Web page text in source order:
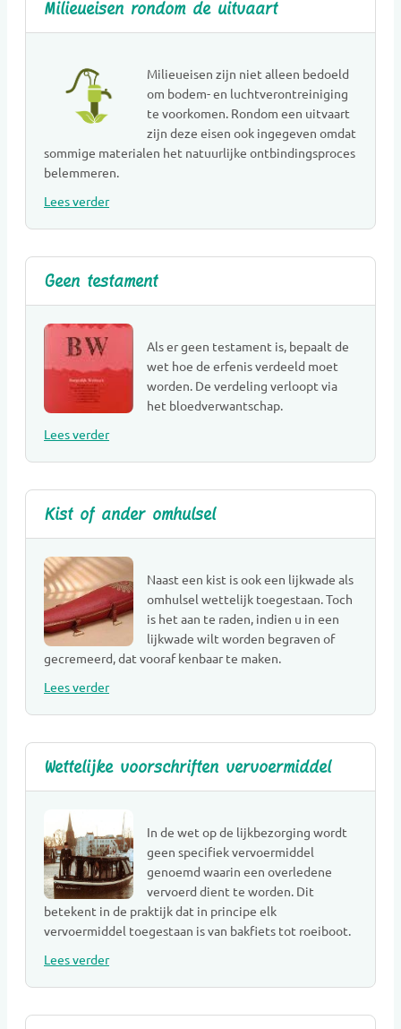
Nalatenschaps afwikkeling
Natuurbegraafplaatsen
Opleidingen
Opzegdiensten
Overlijdensberichten
Repatriëring
Rouw- en verliesbegeleiding kinderen
Rouwcentra
Rouwkaarten
Rouwvervoer
Sociale media en PC
Sprekers(hulp) bij uitvaart
Toeleveranciers
Uitvaartbegeleiding
Uitvaartcentra
Uitvaartkisten
Uitvaartmuziek
Uitvaartverenigingen
Uitvaartverzekeringen
Uitvaartverzorging
Uitvaartwinkel
Urnen
Vergelijkingswebsites
Verzekeringen overlijdensrisico
Voorlichting
Wensenregistratie
Beveiliging
Styling & Decoratie
Ontruiming
Milieueisen rondom de uitvaart
Milieueisen zijn niet alleen bedoeld
om bodem- en luchtverontreiniging
te voorkomen. Rondom een uitvaart
zijn deze eisen ook ingegeven omdat
sommige materialen het natuurlijke ontbindingsproces
belemmeren.
Lees verder
Geen testament
Als er geen testament is, bepaalt de
wet hoe de erfenis verdeeld moet
worden. De verdeling verloopt via
het bloedverwantschap.
Lees verder
Kist of ander omhulsel
Naast een kist is ook een lijkwade als
omhulsel wettelijk toegestaan. Toch
is het aan te raden, indien u in een
lijkwade wilt worden begraven of
gecremeerd, dat vooraf kenbaar te maken.
Lees verder
Wettelijke voorschriften vervoermiddel
In de wet op de lijkbezorging wordt
geen specifiek vervoermiddel
genoemd waarin een overledene
vervoerd dient te worden. Dit
betekent in de praktijk dat in principe elk
vervoermiddel toegestaan is van bakfiets tot roeiboot.
Lees verder